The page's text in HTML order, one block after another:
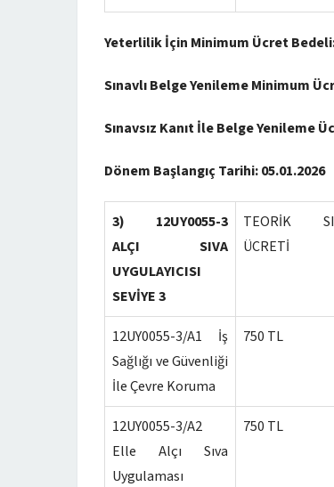
Yeterlilik İçin Minimum Ücret
Sınavlı Belge Yenileme Minimum
Sınavsız Kanıt İle Belge Yenileme
Dönem Başlangıç Tarihi:05.01.2026
3) 12UY0055-3
ALÇI SIVA
UYGULAYICISI
SEVİYE 3
TEORİK
ÜCRETİ
12UY0055-3/A1 İş
Sağlığı ve Güvenliği
İle Çevre Koruma
750 TL
12UY0055-3/A2
Elle Alçı Sıva
Uygulaması
750 TL